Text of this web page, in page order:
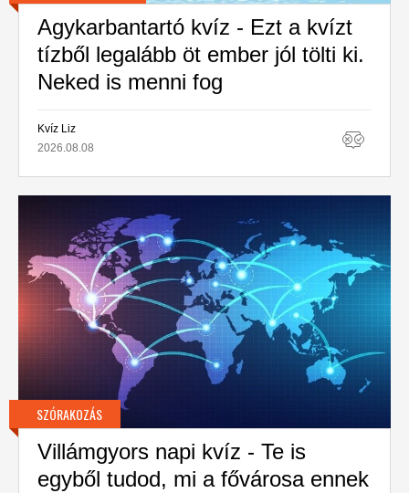
Agykarbantartó kvíz - Ezt a kvízt
tízből legalább öt ember jól tölti ki.
Neked is menni fog
Kvíz Liz
2026.08.08
SZÓRAKOZÁS
Villámgyors napi kvíz - Te is
egyből tudod, mi a fővárosa ennek